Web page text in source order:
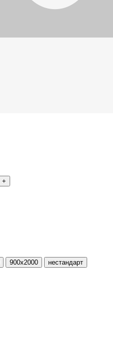
+
900х2000 нестандарт